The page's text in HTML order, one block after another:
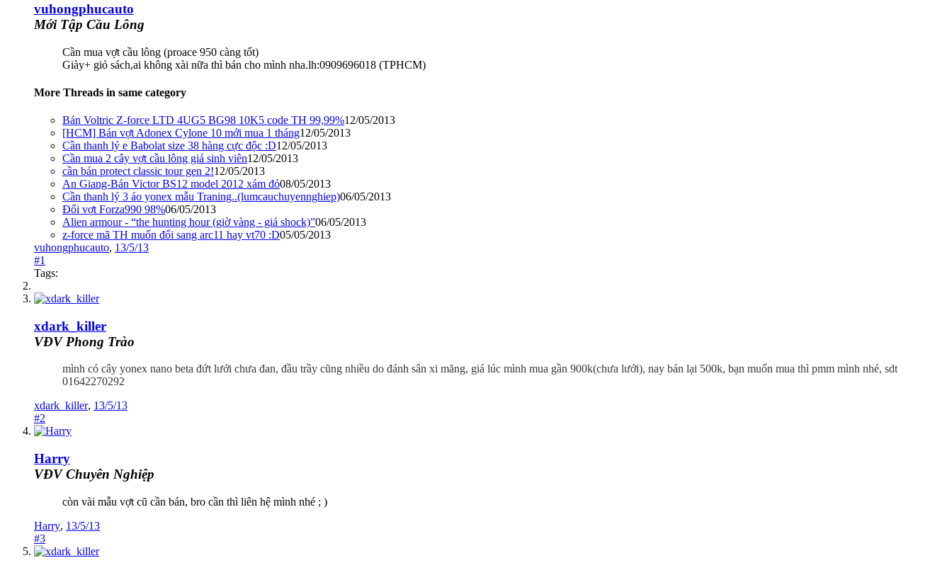
vuhongphucauto
Mới Tập Cầu Lông
Cần mua vợt cầu lông (proace 950 càng tốt)
Giày+ giỏ sách,ai không xài nữa thì bán cho mình nha.lh:0909696018 (TPHCM)
More Threads in same category
Bán Voltric Z-force LTD 4UG5 BG98 10K5 code TH 99,99%12/05/2013
[HCM] Bán vợt Adonex Cylone 10 mới mua 1 tháng12/05/2013
Cần thanh lý e Babolat size 38 hàng cực độc :D12/05/2013
Cần mua 2 cây vợt cầu lông giá sinh viên12/05/2013
cần bán protect classic tour gen 2!12/05/2013
An Giang-Bán Victor BS12 model 2012 xám đỏ08/05/2013
Cần thanh lý 3 áo yonex mẫu Traning..(lumcauchuyennghiep)06/05/2013
Đổi vợt Forza990 98%06/05/2013
Alien armour - “the hunting hour (giờ vàng - giá shock)”06/05/2013
z-force mã TH muốn đổi sang arc11 hay vt70 :D05/05/2013
vuhongphucauto, 13/5/13
#1
Tags:
xdark_killer
VĐV Phong Trào
mình có cây yonex nano beta đứt lưới chưa đan, đầu trầy cũng nhiều do đánh sân xi măng, giá lúc mình mua gần 900k(chưa lưới), nay bán lại 500k, bạn muốn mua thì pmm mình nhé, sdt
01642270292
xdark_killer, 13/5/13
#2
Harry
VĐV Chuyên Nghiệp
còn vài mẫu vợt cũ cần bán, bro cần thì liên hệ mình nhé ; )
Harry, 13/5/13
#3